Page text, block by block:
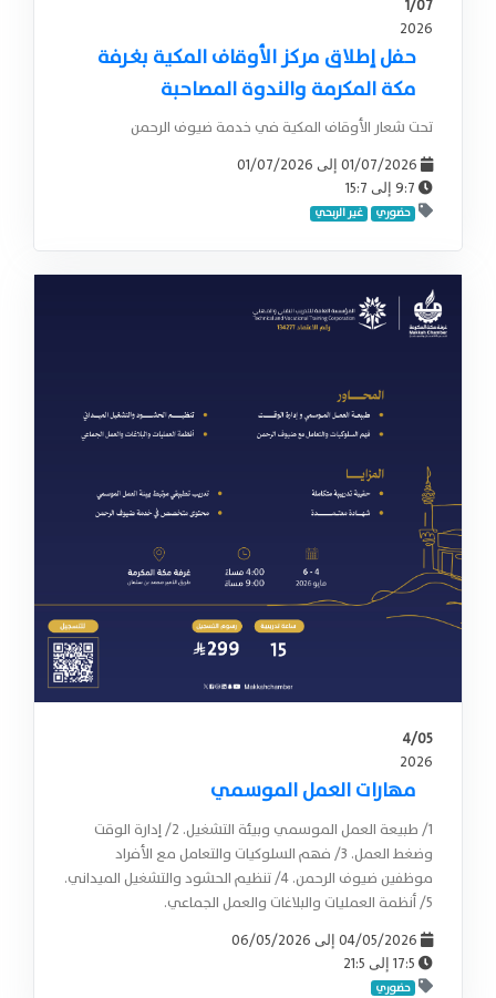
1/07
2026
حفل إطلاق مركز الأوقاف المكية بغـرفة
مكة المكرمة والندوة المصاحبة
تحت شعار الأوقاف المكية في خدمة ضيوف الرحمن
01/07/2026
إلى 01/07/2026
9:7
إلى 15:7
حضوري غير الربحي
4/05
2026
مهارات العمل الموسمي
1/ طبيعة العمل الموسمي وبيئة التشغيل. 2/ إدارة الوقت
وضغط العمل. 3/ فهم السلوكيات والتعامل مع الأفراد
موظفين ضيوف الرحمن. 4/ تنظيم الحشود والتشغيل الميداني.
5/ أنظمة العمليات والبلاغات والعمل الجماعي.
04/05/2026 إلى 06/05/2026
17:5 إلى 21:5
حضوري